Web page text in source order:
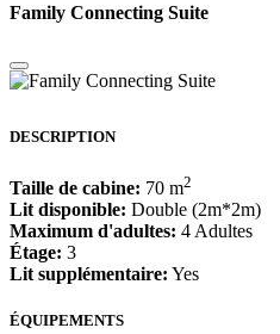
Family Connecting Suite
DESCRIPTION
Taille de cabine: 70 m2
Lit disponible: Double (2m*2m)
Maximum d'adultes: 4 Adultes
Étage: 3
Lit supplémentaire: Yes
ÉQUIPEMENTS